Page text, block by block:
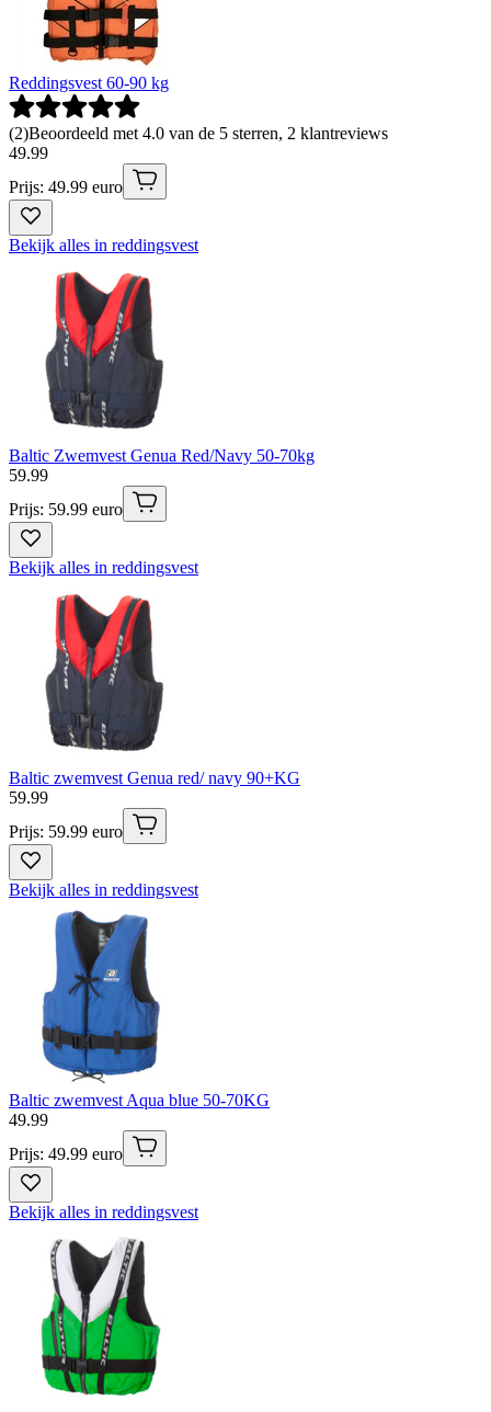
Reddingsvest 60-90 kg
(2)Beoordeeld met 4.0 van de 5 sterren, 2 klantreviews
49.99
Prijs: 49.99 euro
Bekijk alles in reddingsvest
Baltic Zwemvest Genua Red/Navy 50-70kg
59.99
Prijs: 59.99 euro
Bekijk alles in reddingsvest
Baltic zwemvest Genua red/ navy 90+KG
59.99
Prijs: 59.99 euro
Bekijk alles in reddingsvest
Baltic zwemvest Aqua blue 50-70KG
49.99
Prijs: 49.99 euro
Bekijk alles in reddingsvest